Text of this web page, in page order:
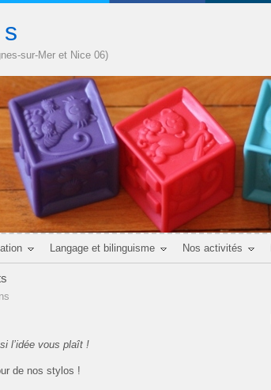
sur-Mer et Nice 06)
Langage et bilinguisme Nos activités
l’idée vous plaît !
de nos stylos !